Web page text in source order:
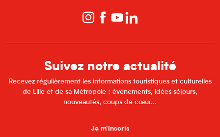
Suivez notre actualité
Recevez régulièrement les informations touristiques et culturelles
de Lille et de sa Métropole : événements, idées séjours,
nouveautés, coups de cœur...
Je m'inscris